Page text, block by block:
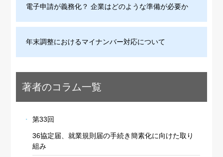
電子申請が義務化？ 企業はどのような準備が必要か
年末調整におけるマイナンバー対応について
著者のコラム一覧
第33回
36協定届、就業規則届の手続き簡素化に向けた取り
組み